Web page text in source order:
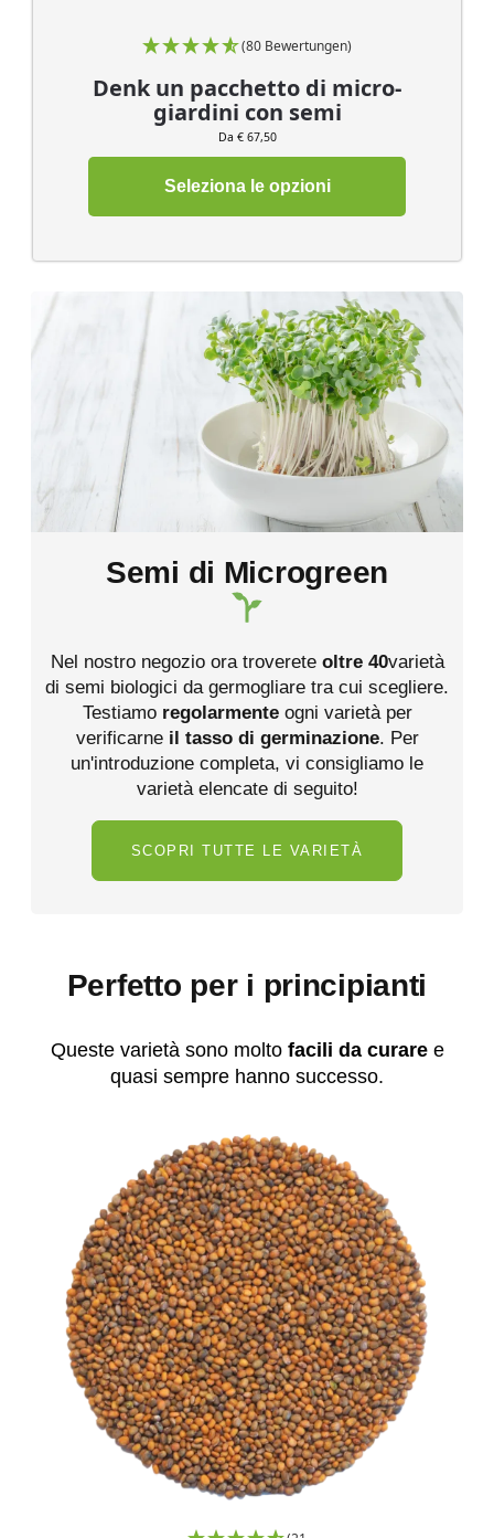
(80 Bewertungen)
Denk un pacchetto di micro-
giardini con semi
Da € 67,50
Seleziona le opzioni
Semi di Microgreen
Nel nostro negozio ora troverete oltre 40varietà
di semi biologici da germogliare tra cui scegliere.
Testiamo regolarmenteogni varietà per
verificarne il tasso di germinazione. Per
un'introduzione completa, vi consigliamo le
varietà elencate di seguito!
SCOPRI TUTTE LE VARIETÀ
Perfetto per i principianti
Queste varietà sono molto facili da curaree
quasi sempre hanno successo.